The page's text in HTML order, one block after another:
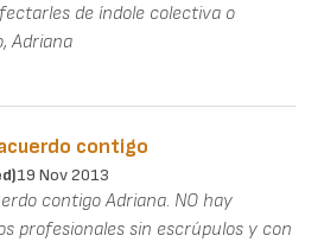
de índole colectiva o
Adriana
contigo
19 Nov 2013
contigo Adriana. NO hay
profesionales sin escrúpulos y con